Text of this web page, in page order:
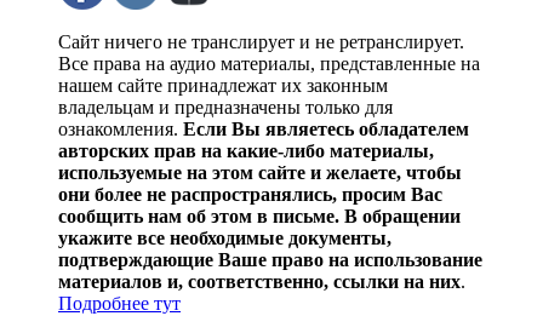
Сайт ничего не транслирует и не ретранслирует.
Все права на аудио материалы, представленные на
нашем сайте принадлежат их законным
владельцам и предназначены только для
ознакомления. Если Вы являетесь обладателем
авторских прав на какие-либо материалы,
используемые на этом сайте и желаете, чтобы
они более не распространялись, просим Вас
сообщить нам об этом в письме. В обращении
укажите все необходимые документы,
подтверждающие Ваше право на использование
материалов и, соответственно, ссылки на них.
Подробнее тут